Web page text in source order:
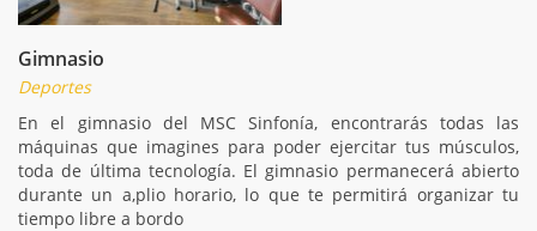
Gimnasio
Deportes
En el gimnasio del MSC Sinfonía, encontrarás todas las
máquinas que imagines para poder ejercitar tus músculos,
toda de última tecnología. El gimnasio permanecerá abierto
durante un a,plio horario, lo que te permitirá organizar tu
tiempo libre a bordo